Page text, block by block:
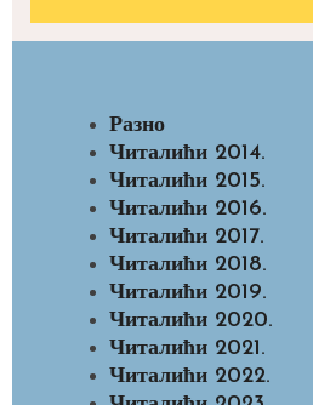
Разно
Читалићи 2014.
Читалићи 2015.
Читалићи 2016.
Читалићи 2017.
Читалићи 2018.
Читалићи 2019.
Читалићи 2020.
Читалићи 2021.
Читалићи 2022.